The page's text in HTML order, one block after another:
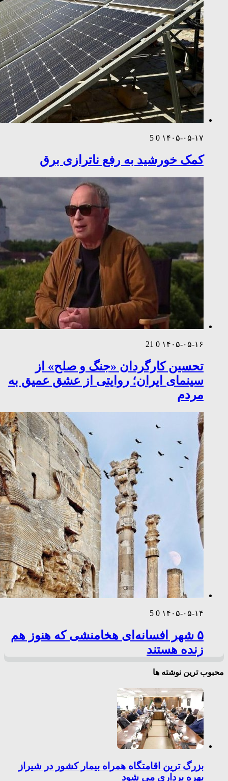
۱۴۰۵-۰۵-۱۷ 0
5
کمک خورشید به رفع ناترازی برق
۱۴۰۵-۰۵-۱۶ 0
21
تحسین کارگردان «جنگ و صلح» از
سینمای ایران؛ روایتی از عشق عمیق به
مردم
۱۴۰۵-۰۵-۱۴ 0
5
۵ شهر افسانه‌ای هخامنشی که هنوز هم
زنده هستند
محبوب ترین نوشته ها
بزرگ ترین اقامتگاه همراه بیمار کشور در شیراز
بهره برداری می شود